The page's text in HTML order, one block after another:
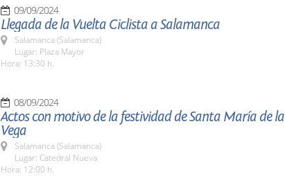
09/09/2024
Llegada de la Vuelta Ciclista a Salamanca
Salamanca (Salamanca)
Lugar: Plaza Mayor
Hora: 13:30 h.
08/09/2024
Actos con motivo de la festividad de Santa María de la
Vega
Salamanca (Salamanca)
Lugar: Catedral Nueva
Hora: 12:00 h.